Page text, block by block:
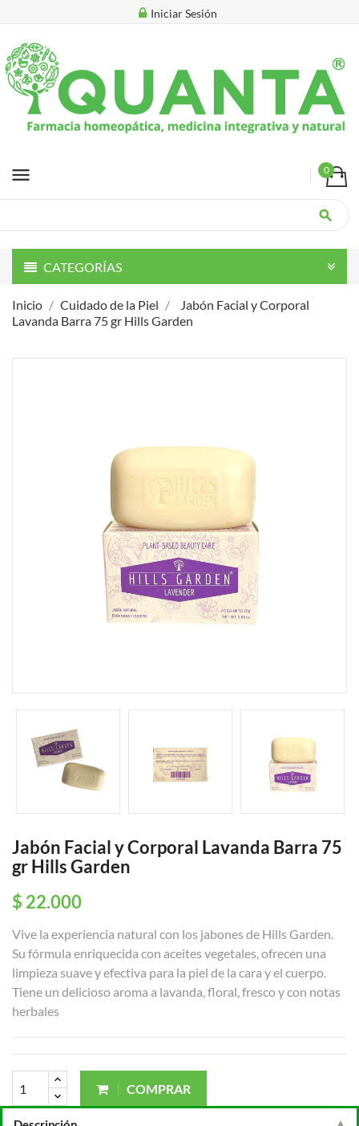
Iniciar Sesión
menu 0
search
CATEGORÍAS
Inicio Cuidado de la Piel
Jabón Facial y Corporal
Lavanda Barra 75 gr Hills Garden
Jabón Facial y Corporal Lavanda Barra 75
gr Hills Garden
$ 22.000
Vive la experiencia natural con los jabones de Hills Garden.
Su fórmula enriquecida con aceites vegetales, ofrecen una
limpieza suave y efectiva para la piel de la cara y el cuerpo.
Tiene un delicioso aroma a lavanda, floral, fresco y con notas
herbales
COMPRAR